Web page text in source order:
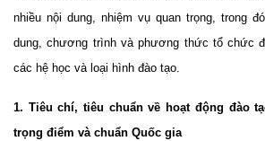
nhiều nội dung, nhiệm vụ quan trọng, trong
dung, chương trình và phương thức tổ chức
các hệ học và loại hình đào tạo.
1. Tiêu chí, tiêu chuẩn về hoạt động đào
trọng điểm và chuẩn Quốc gia